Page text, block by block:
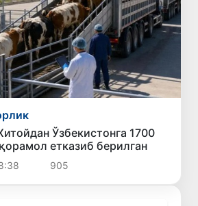
Ўзбекистонга 1700
етказиб берилган
905